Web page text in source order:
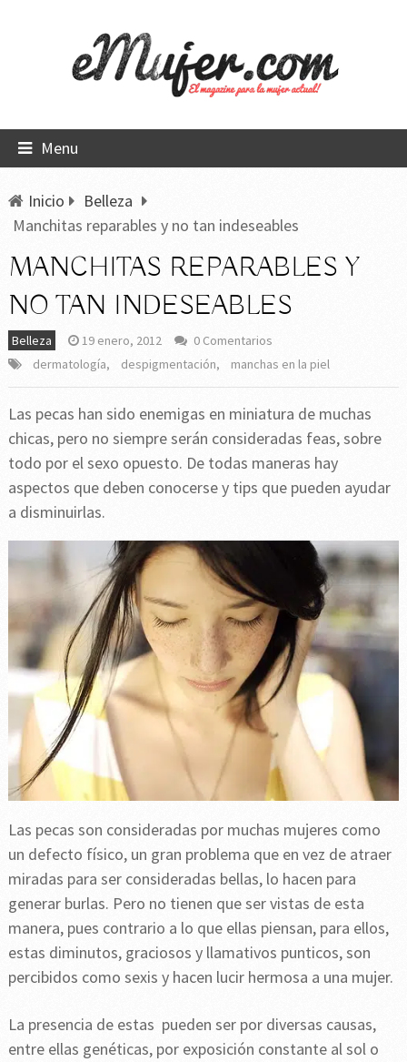
Menu
Inicio
Belleza
Manchitas reparables y no tan indeseables
MANCHITAS REPARABLES Y
NO TAN INDESEABLES
Belleza 19 enero, 2012
0 Comentarios
dermatología, despigmentación, manchas en la piel
Las pecas han sido enemigas en miniatura de muchas
chicas, pero no siempre serán consideradas feas, sobre
todo por el sexo opuesto. De todas maneras hay
aspectos que deben conocerse y tips que pueden ayudar
a disminuirlas.
Las pecas son consideradas por muchas mujeres como
un defecto físico, un gran problema que en vez de atraer
miradas para ser consideradas bellas, lo hacen para
generar burlas. Pero no tienen que ser vistas de esta
manera, pues contrario a lo que ellas piensan, para ellos,
estas diminutos, graciosos y llamativos punticos, son
percibidos como sexis y hacen lucir hermosa a una mujer.
La presencia de estas pueden ser por diversas causas,
entre ellas genéticas, por exposición constante al sol o